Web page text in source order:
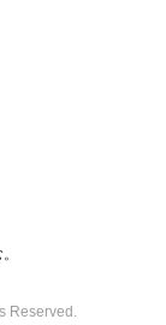
Reserved.